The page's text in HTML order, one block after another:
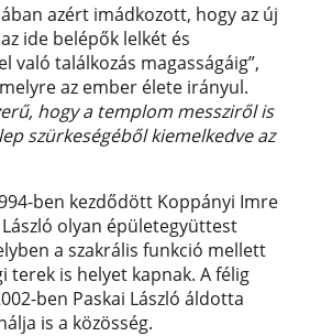
azért imádkozott, hogy az új
ide belépők lelkét és
való találkozás magasságáig”,
az ember élete irányul.
hogy a templom messziről is
szürkeségéből kiemelkedve az
ben kezdődött Koppányi Imre
olyan épületegyüttest
a szakrális funkció mellett
terek is helyet kapnak. A félig
ben Paskai László áldotta
is a közösség.